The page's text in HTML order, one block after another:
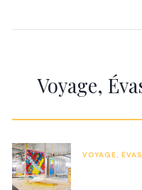
Voyage,
VOYAGE,